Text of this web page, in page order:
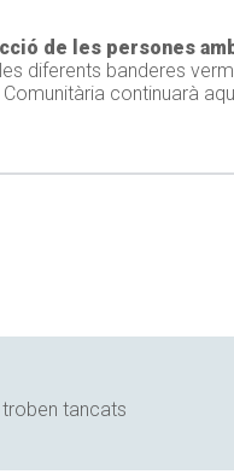
de les persones
diferents banderes
continuarà
tancats